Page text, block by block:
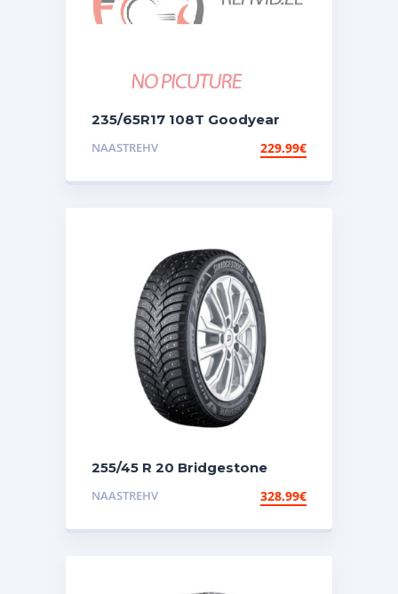
235/65R17 108T Goodyear
NAASTREHV 229.99€
255/45 R 20 Bridgestone
NAASTREHV 328.99€